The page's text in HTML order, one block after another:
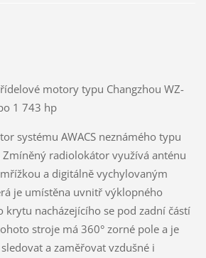
motory typu Changzhou WZ-
1 743 hp
AWACS neznámého typu
radiolokátor využívá anténu
a digitálně vychylovaným
je umístěna uvnitř výklopného
krytu nacházejícího se pod zadní částí
stroje má 360° zorné pole a je
a zaměřovat vzdušné i